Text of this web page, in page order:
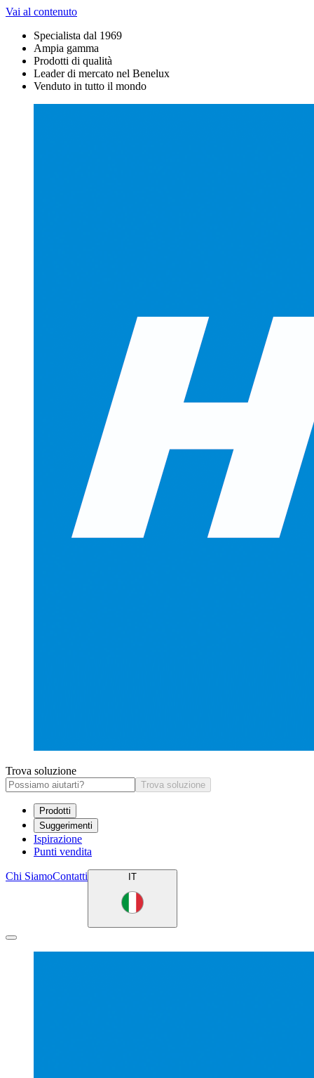
Vai al contenuto
Specialista dal 1969
Ampia gamma
Prodotti di qualità
Leader di mercato nel Benelux
Venduto in tutto il mondo
Trova soluzione
Trova soluzione
Prodotti
Suggerimenti
Ispirazione
Punti vendita
Chi SiamoContatti IT